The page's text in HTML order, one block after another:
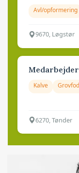
Avl/opformering
9670, Løgstør
Kalve
6270, Tønder